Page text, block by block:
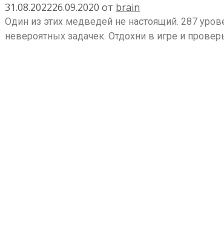
31.08.202226.09.2020 от brain
Один из этих медведей не настоящий. 287
невероятных задачек. Отдохни в игре и